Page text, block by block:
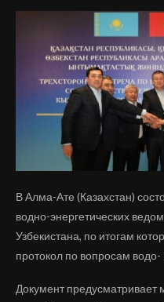
В Алма-Ате (Казахстан)
водно-энергетических
Узбекистана, по итогам
протокол по вопросам
Документ